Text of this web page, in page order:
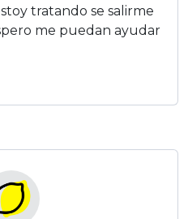
tratando se salirme
me puedan ayudar